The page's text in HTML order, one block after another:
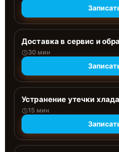
Доставка в сервис и
30 мин
Устранение утечки
15 мин